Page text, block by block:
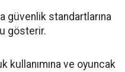
güvenlik standartlarına
gösterir.
kullanımına ve oyuncak